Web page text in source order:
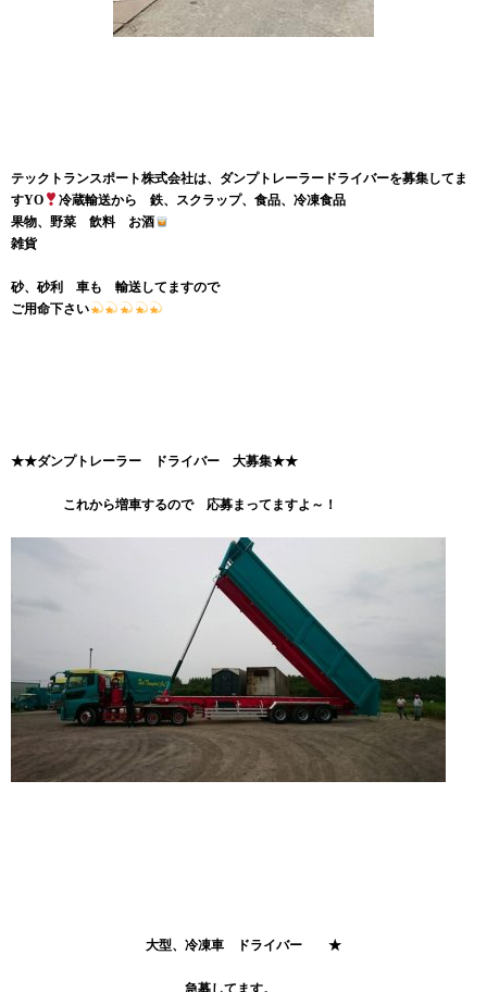
テックトランスポート株式会社は、ダンプトレーラードライバーを募集してま
すYO
冷蔵輸送から 鉄、スクラップ、食品、冷凍食品
果物、野菜 飲料 お酒
雑貨
砂、砂利 車も 輸送してますので
ご用命下さい
★★ダンプトレーラー ドライバー 大募集★★
これから増車するので 応募まってますよ～！
大型、冷凍車 ドライバー ★
急募してます。